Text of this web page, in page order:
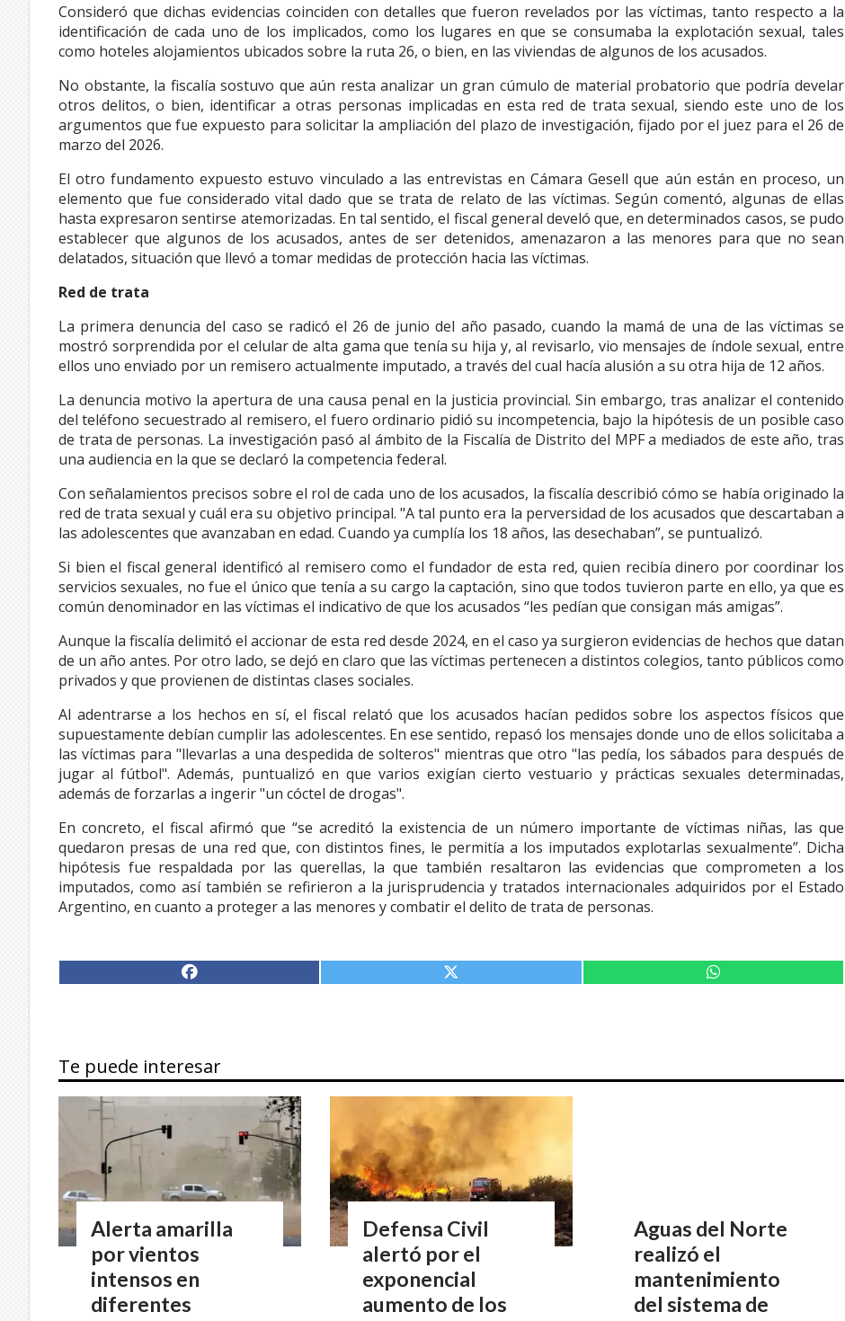
Consideró que dichas evidencias coinciden con detalles que fueron revelados por las víctimas, tanto respecto a la
identificación de cada uno de los implicados, como los lugares en que se consumaba la explotación sexual, tales
como hoteles alojamientos ubicados sobre la ruta 26, o bien, en las viviendas de algunos de los acusados.
No obstante, la fiscalía sostuvo que aún resta analizar un gran cúmulo de material probatorio que podría develar
otros delitos, o bien, identificar a otras personas implicadas en esta red de trata sexual, siendo este uno de los
argumentos que fue expuesto para solicitar la ampliación del plazo de investigación, fijado por el juez para el 26 de
marzo del 2026.
El otro fundamento expuesto estuvo vinculado a las entrevistas en Cámara Gesell que aún están en proceso, un
elemento que fue considerado vital dado que se trata de relato de las víctimas. Según comentó, algunas de ellas
hasta expresaron sentirse atemorizadas. En tal sentido, el fiscal general develó que, en determinados casos, se pudo
establecer que algunos de los acusados, antes de ser detenidos, amenazaron a las menores para que no sean
delatados, situación que llevó a tomar medidas de protección hacia las víctimas.
Red de trata
La primera denuncia del caso se radicó el 26 de junio del año pasado, cuando la mamá de una de las víctimas se
mostró sorprendida por el celular de alta gama que tenía su hija y, al revisarlo, vio mensajes de índole sexual, entre
ellos uno enviado por un remisero actualmente imputado, a través del cual hacía alusión a su otra hija de 12 años.
La denuncia motivo la apertura de una causa penal en la justicia provincial. Sin embargo, tras analizar el contenido
del teléfono secuestrado al remisero, el fuero ordinario pidió su incompetencia, bajo la hipótesis de un posible caso
de trata de personas. La investigación pasó al ámbito de la Fiscalía de Distrito del MPF a mediados de este año, tras
una audiencia en la que se declaró la competencia federal.
Con señalamientos precisos sobre el rol de cada uno de los acusados, la fiscalía describió cómo se había originado la
red de trata sexual y cuál era su objetivo principal. "A tal punto era la perversidad de los acusados que descartaban a
las adolescentes que avanzaban en edad. Cuando ya cumplía los 18 años, las desechaban”, se puntualizó.
Si bien el fiscal general identificó al remisero como el fundador de esta red, quien recibía dinero por coordinar los
servicios sexuales, no fue el único que tenía a su cargo la captación, sino que todos tuvieron parte en ello, ya que es
común denominador en las víctimas el indicativo de que los acusados “les pedían que consigan más amigas”.
Aunque la fiscalía delimitó el accionar de esta red desde 2024, en el caso ya surgieron evidencias de hechos que datan
de un año antes. Por otro lado, se dejó en claro que las víctimas pertenecen a distintos colegios, tanto públicos como
privados y que provienen de distintas clases sociales.
Al adentrarse a los hechos en sí, el fiscal relató que los acusados hacían pedidos sobre los aspectos físicos que
supuestamente debían cumplir las adolescentes. En ese sentido, repasó los mensajes donde uno de ellos solicitaba a
las víctimas para "llevarlas a una despedida de solteros" mientras que otro "las pedía, los sábados para después de
jugar al fútbol". Además, puntualizó en que varios exigían cierto vestuario y prácticas sexuales determinadas,
además de forzarlas a ingerir "un cóctel de drogas".
En concreto, el fiscal afirmó que “se acreditó la existencia de un número importante de víctimas niñas, las que
quedaron presas de una red que, con distintos fines, le permitía a los imputados explotarlas sexualmente”. Dicha
hipótesis fue respaldada por las querellas, la que también resaltaron las evidencias que comprometen a los
imputados, como así también se refirieron a la jurisprudencia y tratados internacionales adquiridos por el Estado
Argentino, en cuanto a proteger a las menores y combatir el delito de trata de personas.
Te puede interesar
Alerta amarilla
por vientos
intensos en
diferentes
Defensa Civil
alertó por el
exponencial
aumento de los
Aguas del Norte
realizó el
mantenimiento
del sistema de